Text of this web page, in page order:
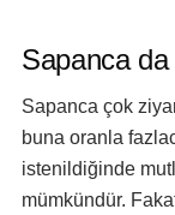
Sapanca
Sapanca çok
buna oranla
istenildiğinde
mümkündür.